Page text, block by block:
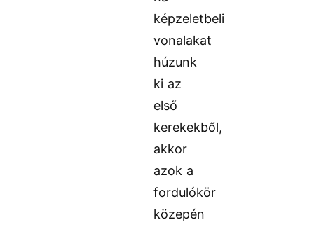
képzeletbeli
vonalakat
húzunk
ki az
első
kerekekből,
akkor
azok a
fordulókör
közepén